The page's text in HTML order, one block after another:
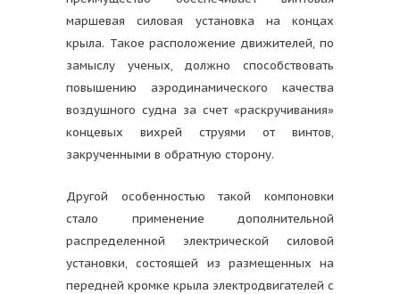
маршевая силовая установка на концах
крыла. Такое расположение движителей, по
замыслу ученых, должно способствовать
повышению аэродинамического качества
воздушного судна за счет «раскручивания»
концевых вихрей струями от винтов,
закрученными в обратную сторону.
Другой особенностью такой компоновки
стало применение дополнительной
распределенной электрической силовой
установки, состоящей из размещенных на
передней кромке крыла электродвигателей с